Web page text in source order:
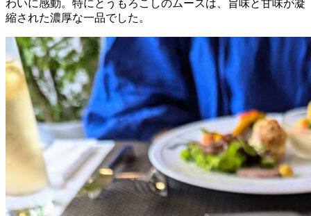
わいに感動。特にとうもろこしのムースは、旨味と甘味が凝
縮された濃厚な一品でした。